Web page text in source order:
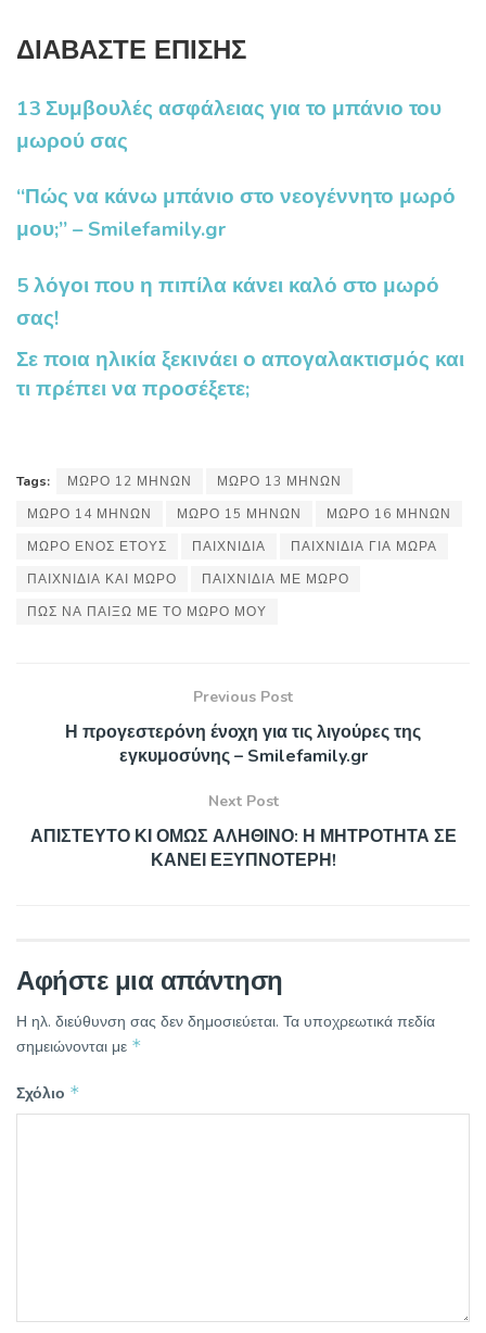
ΔΙΑΒΑΣΤΕ ΕΠΙΣΗΣ
13 Συμβουλές ασφάλειας για το μπάνιο του
μωρού σας
“Πώς να κάνω μπάνιο στο νεογέννητο μωρό
μου;” – Smilefamily.gr
5 λόγοι που η πιπίλα κάνει καλό στο μωρό
σας!
Σε ποια ηλικία ξεκινάει ο απογαλακτισμός και
τι πρέπει να προσέξετε;
Tags: ΜΩΡΟ 12 ΜΗΝΩΝ
ΜΩΡΟ 13 ΜΗΝΩΝ
ΜΩΡΟ 14 ΜΗΝΩΝ
ΜΩΡΟ 15 ΜΗΝΩΝ
ΜΩΡΟ 16 ΜΗΝΩΝ
ΜΩΡΟ ΕΝΟΣ ΕΤΟΥΣ
ΠΑΙΧΝΙΔΙΑ
ΠΑΙΧΝΙΔΙΑ ΓΙΑ ΜΩΡΑ
ΠΑΙΧΝΙΔΙΑ ΚΑΙ ΜΩΡΟ
ΠΑΙΧΝΙΔΙΑ ΜΕ ΜΩΡΟ
ΠΩΣ ΝΑ ΠΑΙΞΩ ΜΕ ΤΟ ΜΩΡΟ ΜΟΥ
Previous Post
Η προγεστερόνη ένοχη για τις λιγούρες της
εγκυμοσύνης – Smilefamily.gr
Next Post
ΑΠΙΣΤΕΥΤΟ ΚΙ ΟΜΩΣ ΑΛΗΘΙΝΟ: Η ΜΗΤΡΟΤΗΤΑ ΣΕ
ΚΑΝΕΙ ΕΞΥΠΝΟΤΕΡΗ!
Αφήστε μια απάντηση
Η ηλ. διεύθυνση σας δεν δημοσιεύεται. Τα υποχρεωτικά πεδία
σημειώνονται με *
Σχόλιο *